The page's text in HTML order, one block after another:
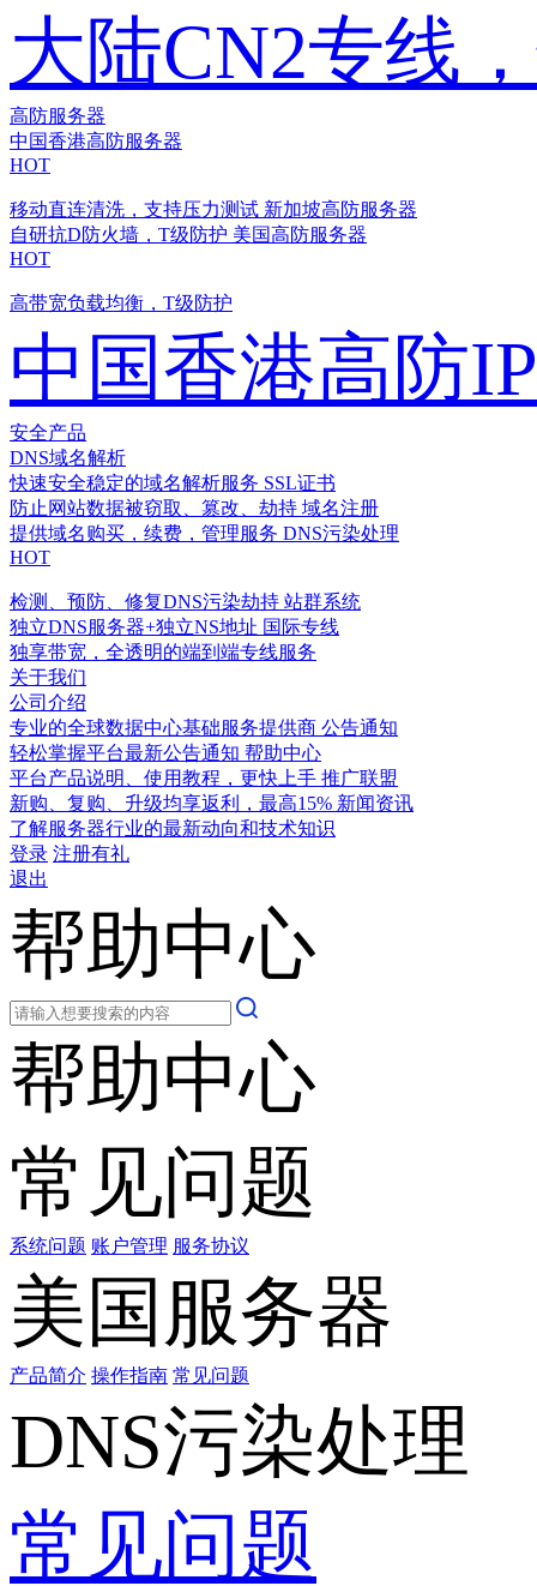
大陆CN2专线
高防服务器
中国香港高防服务器
HOT
移动直连清洗，支持压力测试 新加坡高防服务器
自研抗D防火墙，T级防护 美国高防服务器
HOT
高带宽负载均衡，T级防护
中国香港高防IP
安全产品
DNS域名解析
快速安全稳定的域名解析服务 SSL证书
防止网站数据被窃取、篡改、劫持 域名注册
提供域名购买，续费，管理服务 DNS污染处理
HOT
检测、预防、修复DNS污染劫持 站群系统
独立DNS服务器+独立NS地址 国际专线
独享带宽，全透明的端到端专线服务
关于我们
公司介绍
专业的全球数据中心基础服务提供商 公告通知
轻松掌握平台最新公告通知 帮助中心
平台产品说明、使用教程，更快上手 推广联盟
新购、复购、升级均享返利，最高15% 新闻资讯
了解服务器行业的最新动向和技术知识
登录 注册有礼
退出
帮助中心
帮助中心
常见问题
系统问题 账户管理 服务协议
美国服务器
产品简介 操作指南 常见问题
DNS污染处理
常见问题